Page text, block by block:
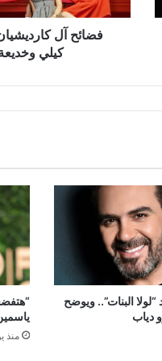
وخديعة
كورتنيفضائح آل
كيلي
البنات”.. ويوضح
دياب
منذ